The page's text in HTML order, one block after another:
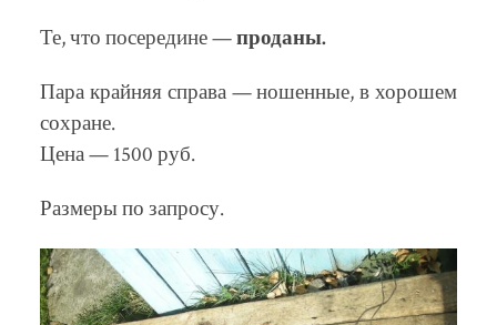
Те, что посередине —проданы.
Пара крайняя справа — ношенные, в хорошем
сохране.
Цена — 1500 руб.
Размеры по запросу.